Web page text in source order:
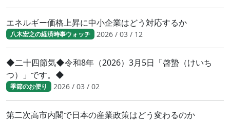
エネルギー価格上昇に中小企業はどう対応するか
八木宏之の経済時事ウォッチ 2026 / 03 / 12
◆二十四節気◆令和8年（2026）3月5日「啓蟄（けいち
つ）」です。◆
季節のお便り 2026 / 03 / 02
第二次高市内閣で日本の産業政策はどう変わるのか